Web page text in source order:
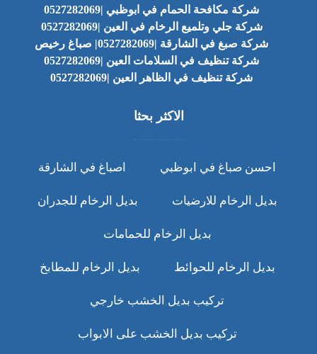
شركة مكافحة الحمام في ابوظبي |0527282069
شركة جلي وتلميع الرخام في العين |0527282069
شركة صبغ في الشارقة |0527282069| صباغ رخيص
شركة تنظيف في السلامات العين |0527282069
شركة تنظيف في الظاهر العين |0527282069
الاكثر بحثا
احسن صباغ في ابوظبي اصباغ في الشارقة
بديل الرخام للارضيات بديل الرخام للجدران
بديل الرخام للحمامات
بديل الرخام للحوائط بديل الرخام للمطابخ
تركيب بديل الخشب خارجي
تركيب بديل الخشب على الابواب